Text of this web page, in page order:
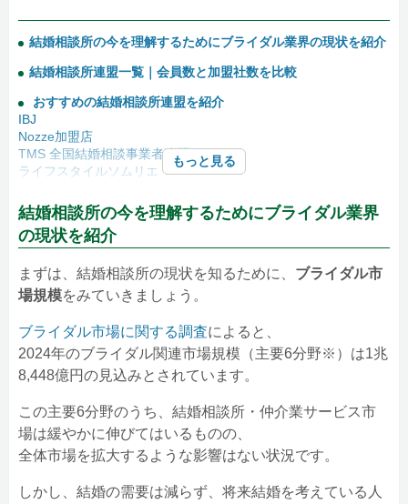
結婚相談所の今を理解するためにブライダル業界の現状を紹介
結婚相談所連盟一覧｜会員数と加盟社数を比較
おすすめの結婚相談所連盟を紹介
IBJ
Nozze加盟店
TMS 全国結婚相談事業者連盟
ライフスタイルソムリエ
結婚相談所のFC加盟前に伝えたい｜開業を検討する人が抱え
る不安を解消
①人の役には立ちたいけれど利益は得られるのか
②恋愛相談にはのれるけど、カウンセリングスキルがない
③成婚に導けるかどうか不安
④競合が多い中で、差別化して集客できるのか
ターゲット起点での差別化
サービス提供方法起点での差別化
まとめ
もっと見る
結婚相談所の今を理解するためにブライダル業界
の現状を紹介
まずは、結婚相談所の現状を知るために、 ブライダル市
場規模をみていきましょう。
ブライダル市場に関する調査によると、
2024年のブライダル関連市場規模（主要6分野※）は1兆
8,448億円の見込みとされています。
この主要6分野のうち、結婚相談所・仲介業サービス市
場は緩やかに伸びてはいるものの、
全体市場を拡大するような影響はない状況です。
しかし、結婚の需要は減らず、将来結婚を考えている人